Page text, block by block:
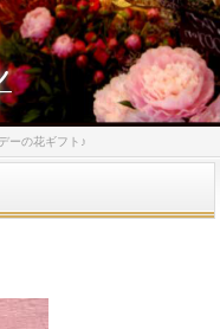
ーの花ギフト♪